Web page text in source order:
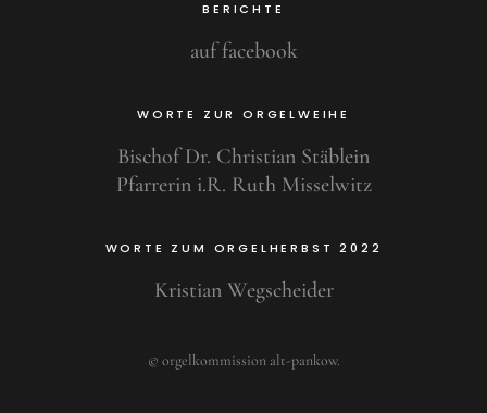
BERICHTE
auf facebook
WORTE ZUR ORGELWEIHE
Bischof Dr. Christian Stäblein
Pfarrerin i.R. Ruth Misselwitz
WORTE ZUM ORGELHERBST 2022
Kristian Wegscheider
© orgelkommission alt-pankow